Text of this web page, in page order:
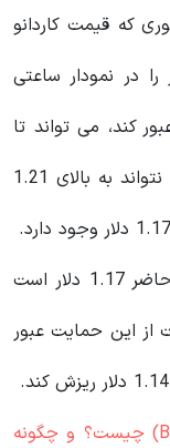
که قیمت کاردانو
مقاومت بحرانی 1.21 دلار را در نمودار ساعتی
کند، می تواند تا
مقاومت 1.24 دلار افزایش یابد. اگر کاردانو نتواند به بالای 1.21
سطح حمایت اصلی برای کاردانو در حال حاضر 1.17 دلار است
از این حمایت عبور
اوراق قرضه (Bonds) چیست؟ و چگونه